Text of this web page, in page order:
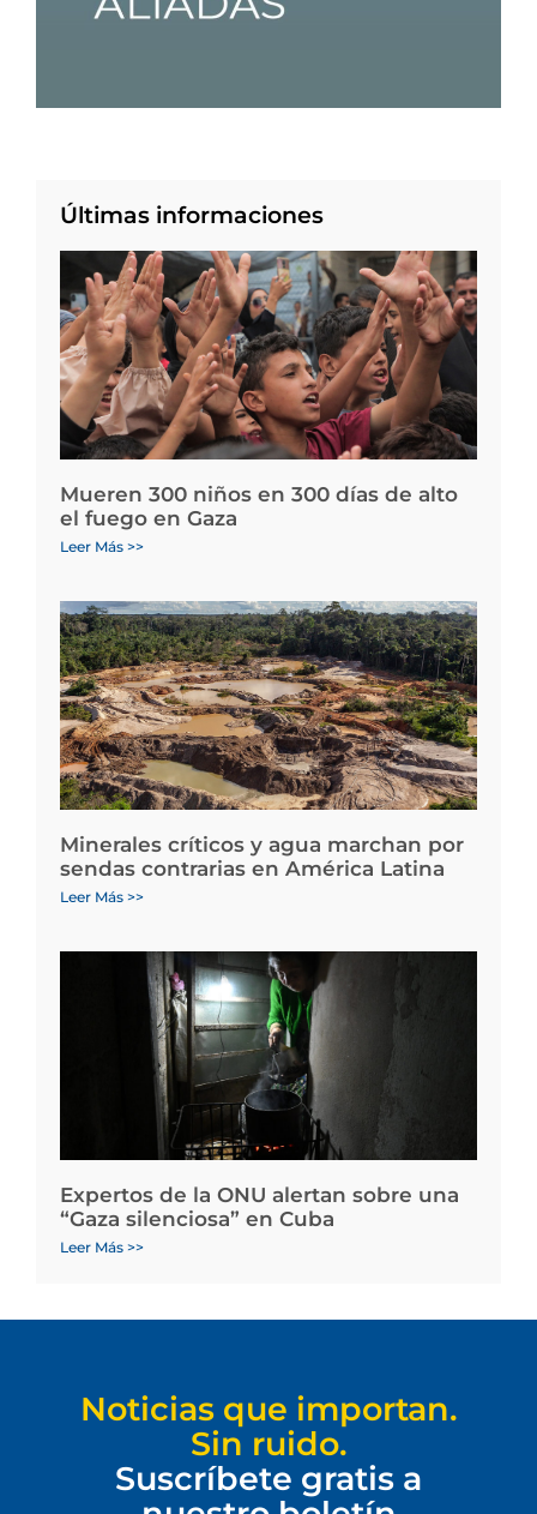
Últimas informaciones
Mueren 300 niños en 300 días de alto
el fuego en Gaza
Leer Más >>
Minerales críticos y agua marchan por
sendas contrarias en América Latina
Leer Más >>
Expertos de la ONU alertan sobre una
“Gaza silenciosa” en Cuba
Leer Más >>
Noticias que importan.
Sin ruido.
Suscríbete gratis a